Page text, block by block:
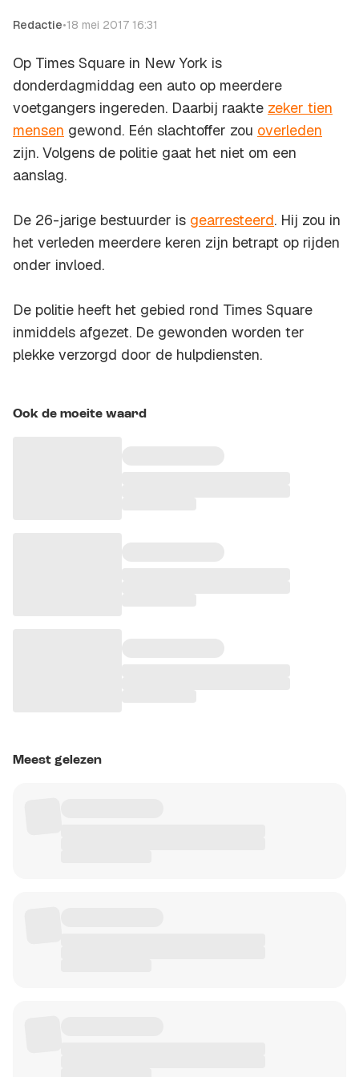
Redactie•18 mei 2017 16:31
Op Times Square in New York is
donderdagmiddag een auto op meerdere
voetgangers ingereden. Daarbij raakte zeker tien
mensen gewond. Eén slachtoffer zou overleden
zijn. Volgens de politie gaat het niet om een
aanslag.
De 26-jarige bestuurder is gearresteerd. Hij zou in
het verleden meerdere keren zijn betrapt op rijden
onder invloed.
De politie heeft het gebied rond Times Square
inmiddels afgezet. De gewonden worden ter
plekke verzorgd door de hulpdiensten.
Ook de moeite waard
Meest gelezen